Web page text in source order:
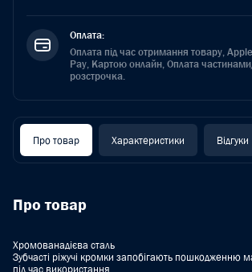
Оплата:
Оплата під час отримання товару,
Pay, Картою онлайн, Оплата
розстрочка.
Про товар Характеристики Відгуки
Про товар
Хромованадієва сталь
Зубчасті ріжучі кромки запобігають пошкодженню
під час використання